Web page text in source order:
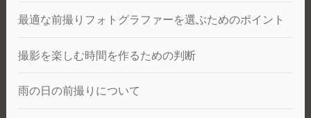
最適な前撮りフォトグラファーを選ぶためのポイント
撮影を楽しむ時間を作るための判断
雨の日の前撮りについて